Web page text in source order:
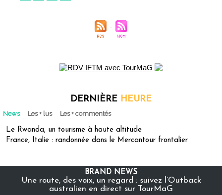
DERNIÈRE HEURE
News Les + lus Les + commentés
Le Rwanda, un tourisme à haute altitude
France, Italie : randonnée dans le Mercantour frontalier
BRAND NEWS
Une route, des voix, un regard : suivez l’Outback
australien en direct sur TourMaG